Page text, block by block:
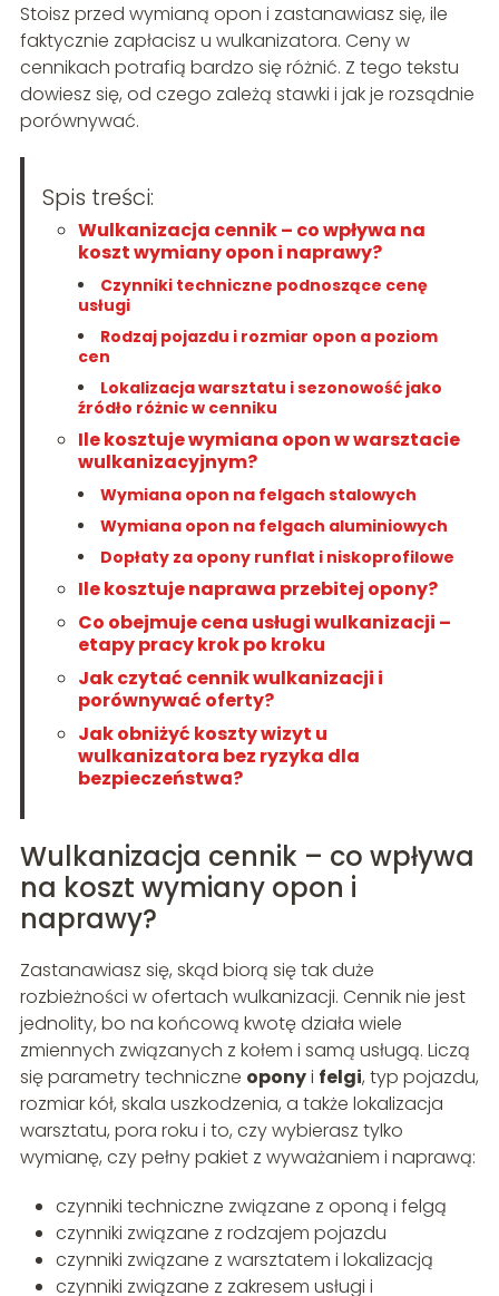
Stoisz przed wymianą opon i zastanawiasz się, ile
faktycznie zapłacisz u wulkanizatora. Ceny w
cennikach potrafią bardzo się różnić. Z tego tekstu
dowiesz się, od czego zależą stawki i jak je rozsądnie
porównywać.
Spis treści:
Wulkanizacja cennik – co wpływa na
koszt wymiany opon i naprawy?
Czynniki techniczne podnoszące cenę
usługi
Rodzaj pojazdu i rozmiar opon a poziom
cen
Lokalizacja warsztatu i sezonowość jako
źródło różnic w cenniku
Ile kosztuje wymiana opon w warsztacie
wulkanizacyjnym?
Wymiana opon na felgach stalowych
Wymiana opon na felgach aluminiowych
Dopłaty za opony runflat i niskoprofilowe
Ile kosztuje naprawa przebitej opony?
Co obejmuje cena usługi wulkanizacji –
etapy pracy krok po kroku
Jak czytać cennik wulkanizacji i
porównywać oferty?
Jak obniżyć koszty wizyt u
wulkanizatora bez ryzyka dla
bezpieczeństwa?
Wulkanizacja cennik – co wpływa
na koszt wymiany opon i
naprawy?
Zastanawiasz się, skąd biorą się tak duże
rozbieżności w ofertach wulkanizacji. Cennik nie jest
jednolity, bo na końcową kwotę działa wiele
zmiennych związanych z kołem i samą usługą. Liczą
się parametry techniczne oponyi felgi, typ pojazdu,
rozmiar kół, skala uszkodzenia, a także lokalizacja
warsztatu, pora roku i to, czy wybierasz tylko
wymianę, czy pełny pakiet z wyważaniem i naprawą:
czynniki techniczne związane z oponą i felgą
czynniki związane z rodzajem pojazdu
czynniki związane z warsztatem i lokalizacją
czynniki związane z zakresem usługi i